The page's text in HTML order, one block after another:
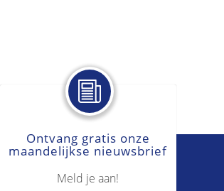
Ontvang gratis onze
maandelijkse nieuwsbrief
Meld je aan!